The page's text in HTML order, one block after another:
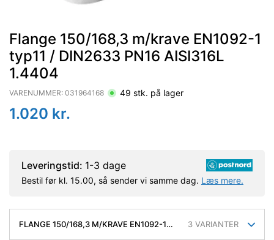
Flange 150/168,3 m/krave EN1092-1
typ11 / DIN2633 PN16 AISI316L
1.4404
VARENUMMER: 031964168 49 stk. på lager
1.020 kr.
Leveringstid: 1-3 dage
Bestil før kl. 15.00, så sender vi samme dag. Læs mere.
FLANGE 150/168,3 M/KRAVE EN1092-1
3 VARIANTER